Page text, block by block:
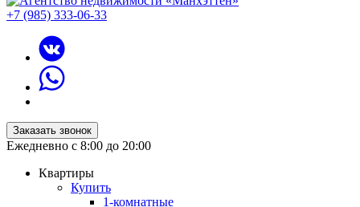
+7 (985) 333-06-33
Заказать звонок
Ежедневно с 8:00 до 20:00
Квартиры
Купить
1-комнатные